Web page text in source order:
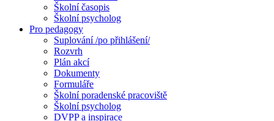
Školní časopis
Školní psycholog
Pro pedagogy
Suplování /po přihlášení/
Rozvrh
Plán akcí
Dokumenty
Formuláře
Školní poradenské pracoviště
Školní psycholog
DVPP a inspirace